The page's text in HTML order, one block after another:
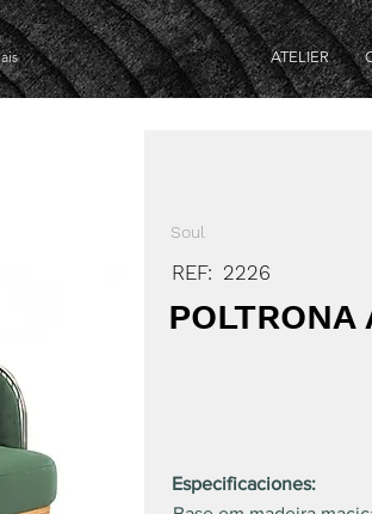
ATELIER
Soul
REF: 2226
POLTRONA
Especificaciones: